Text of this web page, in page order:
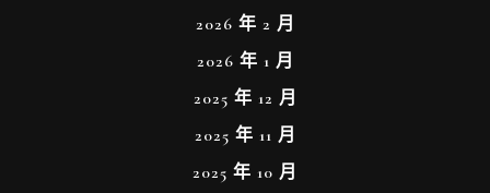
2026 年 2 月
2026 年 1 月
2025 年 12 月
2025 年 11 月
2025 年 10 月